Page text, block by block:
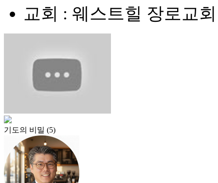
교회 : 웨스트힐 장로교회
기도의 비밀 (5)